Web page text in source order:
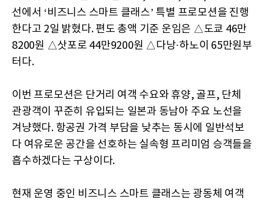
선에서 ‘비즈니스 스마트 클래스’ 특별 프로모션을 진행
한다고 2일 밝혔다. 편도 총액 기준 운임은 △도쿄 46만
8200원 △삿포로 44만9200원 △다낭·하노이 65만원부
터다.
이번 프로모션은 단거리 여객 수요와 휴양, 골프, 단체
관광객이 꾸준히 유입되는 일본과 동남아 주요 노선을
겨냥했다. 항공권 가격 부담을 낮추는 동시에 일반석보
다 여유로운 공간을 선호하는 실속형 프리미엄 승객들을
흡수하겠다는 구상이다.
현재 운영 중인 비즈니스 스마트 클래스는 광동체 여객